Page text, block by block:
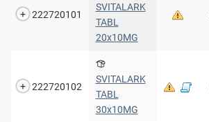
222720101
SVITALARK
TABL
20x10MG
222720102
SVITALARK
TABL
30x10MG